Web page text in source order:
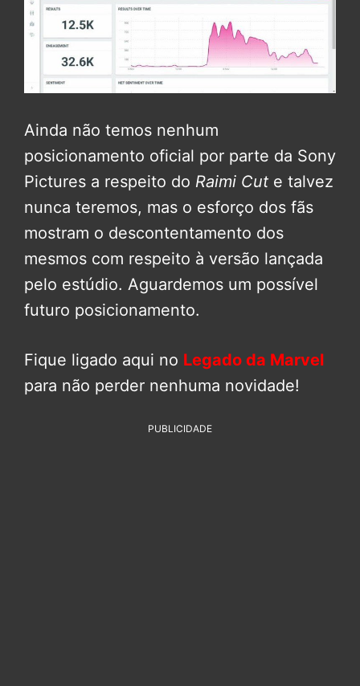
Ainda não temos nenhum
posicionamento oficial por parte da Sony
Pictures a respeito do Raimi Cut e talvez
nunca teremos, mas o esforço dos fãs
mostram o descontentamento dos
mesmos com respeito à versão lançada
pelo estúdio. Aguardemos um possível
futuro posicionamento.
Fique ligado aqui no Legado da Marvel
para não perder nenhuma novidade!
PUBLICIDADE